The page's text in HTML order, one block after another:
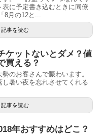
に予定書き込むときに同僚
8月の12と...
記事を読む
ケットないとダメ？値
買える？
のお客さんで賑わいます。
暑い夜を忘れさせてくれる
記事を読む
年おすすめはどこ？